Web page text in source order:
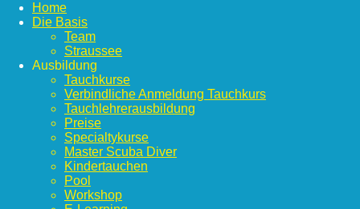
Home
Die Basis
Team
Straussee
Ausbildung
Tauchkurse
Verbindliche Anmeldung Tauchkurs
Tauchlehrerausbildung
Preise
Specialtykurse
Master Scuba Diver
Kindertauchen
Pool
Workshop